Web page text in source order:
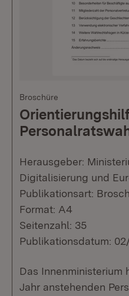
Broschüre
Herausgeber:
Digitalisierung und
Publikationsart:
Format: A4
Seitenzahl: 35
Publikationsdatum:
Das Innenministerium
Jahr anstehenden